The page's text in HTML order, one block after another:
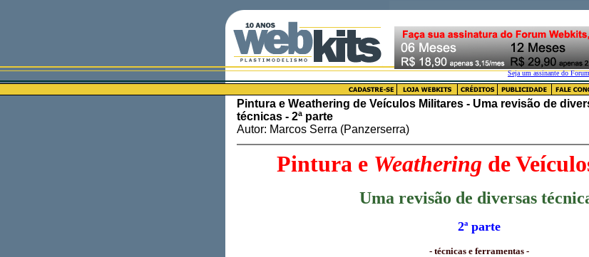
Pintura e Weathering de Veículos Militares - Uma revisão de
técnicas - 2ª parte
Autor: Marcos Serra (Panzerserra)
Pintura e Weathering de
Uma revisão de diversas
2ª parte
- técnicas e ferramentas -